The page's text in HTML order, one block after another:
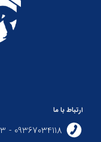
ارتباط با ما
09367034118 - 09195045363